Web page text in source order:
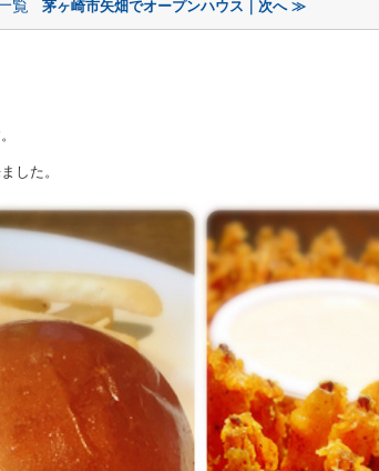
覧 茅ヶ崎市矢畑でオープンハウス｜次へ ≫
した。